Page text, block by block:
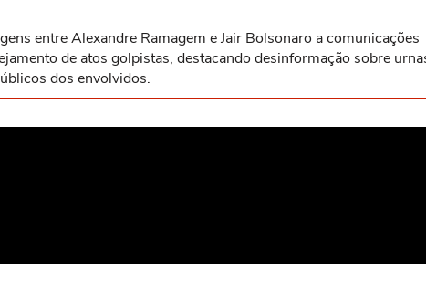
entre Alexandre Ramagem e Jair Bolsonaro a comunicações
de atos golpistas, destacando desinformação sobre
dos envolvidos.